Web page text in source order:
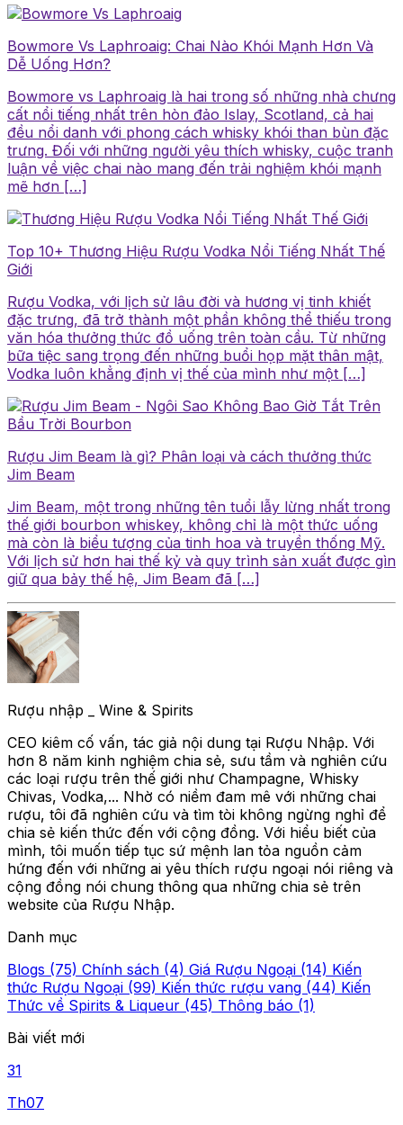
Bowmore Vs Laphroaig: Chai Nào Khói Mạnh Hơn Và
Dễ Uống Hơn?
Bowmore vs Laphroaig là hai trong số những nhà chưng
cất nổi tiếng nhất trên hòn đảo Islay, Scotland, cả hai
đều nổi danh với phong cách whisky khói than bùn đặc
trưng. Đối với những người yêu thích whisky, cuộc tranh
luận về việc chai nào mang đến trải nghiệm khói mạnh
mẽ hơn […]
Top 10+ Thương Hiệu Rượu Vodka Nổi Tiếng Nhất Thế
Giới
Rượu Vodka, với lịch sử lâu đời và hương vị tinh khiết
đặc trưng, đã trở thành một phần không thể thiếu trong
văn hóa thưởng thức đồ uống trên toàn cầu. Từ những
bữa tiệc sang trọng đến những buổi họp mặt thân mật,
Vodka luôn khẳng định vị thế của mình như một […]
Rượu Jim Beam là gì? Phân loại và cách thưởng thức
Jim Beam
Jim Beam, một trong những tên tuổi lẫy lừng nhất trong
thế giới bourbon whiskey, không chỉ là một thức uống
mà còn là biểu tượng của tinh hoa và truyền thống Mỹ.
Với lịch sử hơn hai thế kỷ và quy trình sản xuất được gìn
giữ qua bảy thế hệ, Jim Beam đã […]
Rượu nhập _ Wine & Spirits
CEO kiêm cố vấn, tác giả nội dung tại Rượu Nhập. Với
hơn 8 năm kinh nghiệm chia sẻ, sưu tầm và nghiên cứu
các loại rượu trên thế giới như Champagne, Whisky
Chivas, Vodka,... Nhờ có niềm đam mê với những chai
rượu, tôi đã nghiên cứu và tìm tòi không ngừng nghỉ để
chia sẻ kiến thức đến với cộng đồng. Với hiểu biết của
mình, tôi muốn tiếp tục sứ mệnh lan tỏa nguồn cảm
hứng đến với những ai yêu thích rượu ngoại nói riêng và
cộng đồng nói chung thông qua những chia sẻ trên
website của Rượu Nhập.
Danh mục
Blogs (75) Chính sách (4) Giá Rượu Ngoại (14) Kiến
thức Rượu Ngoại (99) Kiến thức rượu vang (44) Kiến
Thức về Spirits & Liqueur (45) Thông báo (1)
Bài viết mới
31
Th07